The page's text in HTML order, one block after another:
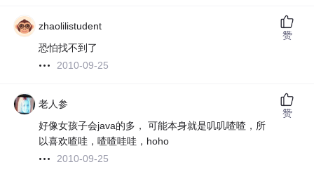
zhaolilistudent
恐怕找不到了
2010-09-25
赞
老人参
好像女孩子会java的多， 可能本身就是叽叽喳喳，所
以喜欢喳哇，喳喳哇哇，hoho
2010-09-25
赞